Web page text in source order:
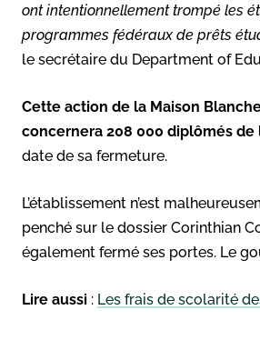
ont intentionnellement trompé les
programmes fédéraux de prêts
le secrétaire du Department of
Cette action de la Maison
concernera 208 000 diplômés de
date de sa fermeture.
L’établissement n’est
penché sur le dossier Corinthian
également fermé ses portes. Le
Lire aussi : Les frais de scolarité